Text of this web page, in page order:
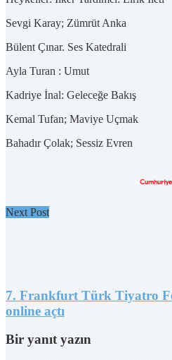
Sevgi Karay; Zümrüt Anka
Bülent Çınar. Ses Katedrali
Ayla Turan : Umut
Kadriye İnal: Geleceğe Bakış
Kemal Tufan; Maviye Uçmak
Bahadır Çolak; Sessiz Evren
Next Post
7. Frankfurt Türk Tiyatro
online açtı
Bir yanıt yazın